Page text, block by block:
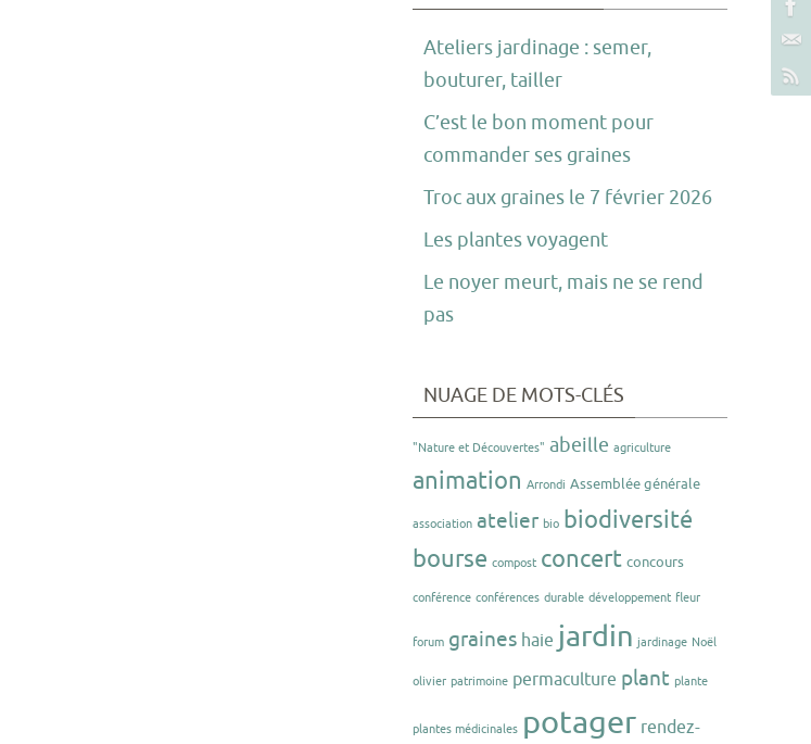
Ateliers jardinage : semer,
bouturer, tailler
C’est le bon moment pour
commander ses graines
Troc aux graines le 7 février 2026
Les plantes voyagent
Le noyer meurt, mais ne se rend
pas
NUAGE DE MOTS-CLÉS
"Nature et Découvertes" abeille agriculture
animation Arrondi Assemblée générale
association atelier bio biodiversité
bourse compost concert concours
conférence conférences durable développement fleur
forum graines haie jardin jardinage Noël
olivier patrimoine permaculture plant plante
plantes médicinales potager rendez-